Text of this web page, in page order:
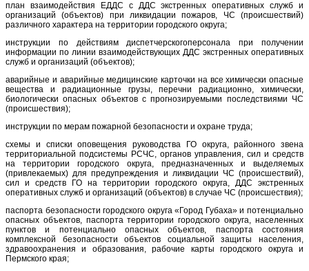
план взаимодействия ЕДДС с ДДС экстренных оперативных служб и
организаций (объектов) при ликвидации пожаров, ЧС (происшествий)
различного характера на территории городского округа;
инструкции по действиям диспетчерскогоперсонала при получении
информации по линии взаимодействующих ДДС экстренных оперативных
служб и организаций (объектов);
аварийные и аварийные медицинские карточки на все химически опасные
вещества и радиационные грузы, перечни радиационно, химически,
биологически опасных объектов с прогнозируемыми последствиями ЧС
(происшествия);
инструкции по мерам пожарной безопасности и охране труда;
схемы и списки оповещения руководства ГО округа, районного звена
территориальной подсистемы РСЧС, органов управления, сил и средств
на территории городского округа, предназначенных и выделяемых
(привлекаемых) для предупреждения и ликвидации ЧС (происшествий),
сил и средств ГО на территории городского округа, ДДС экстренных
оперативных служб и организаций (объектов) в случае ЧС (происшествия);
паспорта безопасности городского округа «Город Губаха» и потенциально
опасных объектов, паспорта территории городского округа, населенных
пунктов и потенциально опасных объектов, паспорта состояния
комплексной безопасности объектов социальной защиты населения,
здравоохранения и образования, рабочие карты городского округа и
Пермского края;